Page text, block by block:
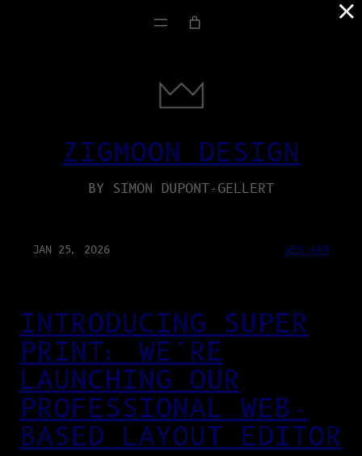
ZIGMOON DESIGN
BY SIMON DUPONT-GELLERT
JAN 25, 2026 WEB-APP
INTRODUCING SUPER
PRINT: WE’RE
LAUNCHING OUR
PROFESSIONAL WEB-
BASED LAYOUT EDITOR
×